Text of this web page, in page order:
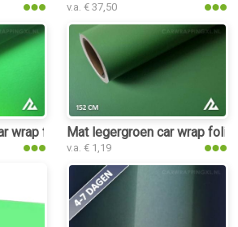
v.a. € 37,50
wrap folie Mat legergroen car wrap folie
v.a. € 1,19